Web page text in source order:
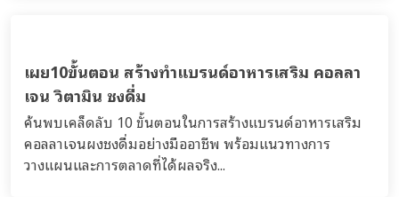
เผย10ขั้นตอน สร้างทำแบรนด์อาหารเสริม คอลลา
เจน วิตามิน ชงดื่ม
ค้นพบเคล็ดลับ 10 ขั้นตอนในการสร้างแบรนด์อาหารเสริม
คอลลาเจนผงชงดื่มอย่างมืออาชีพ พร้อมแนวทางการ
วางแผนและการตลาดที่ได้ผลจริง...